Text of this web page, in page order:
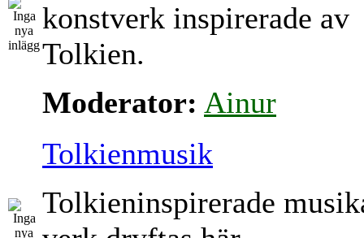
konstverk inspirerade av
Tolkien.
Moderator: Ainur
Tolkienmusik
Tolkieninspirerade